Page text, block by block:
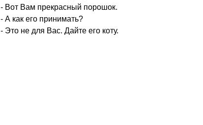
- Вот Вам прекрасный порошок.
- А как его принимать?
- Это не для Вас. Дайте его коту.